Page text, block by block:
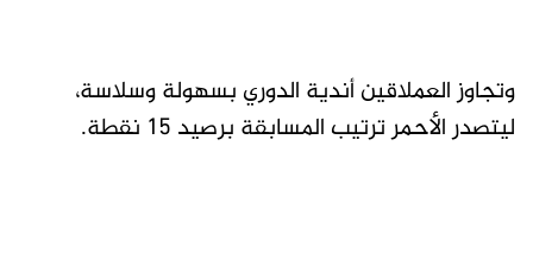
وتجاوز العملاقين أندية الدوري بسهولة وسلاسة،
ليتصدر الأحمر ترتيب المسابقة برصيد 15 نقطة.